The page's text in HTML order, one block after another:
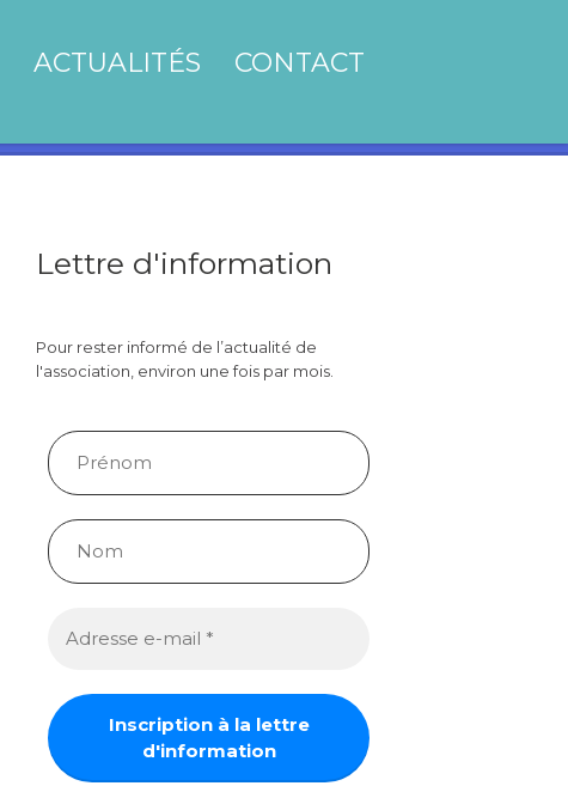
ACTUALITÉS CONTACT
Lettre d'information
Pour rester informé de l’actualité de
l'association, environ une fois par mois.